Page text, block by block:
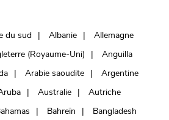
du sud Albanie
Allemagne
(Royaume-Uni)
Anguilla
Arabie saoudite
Argentine
Australie
Autriche
Bahreïn
Bangladesh